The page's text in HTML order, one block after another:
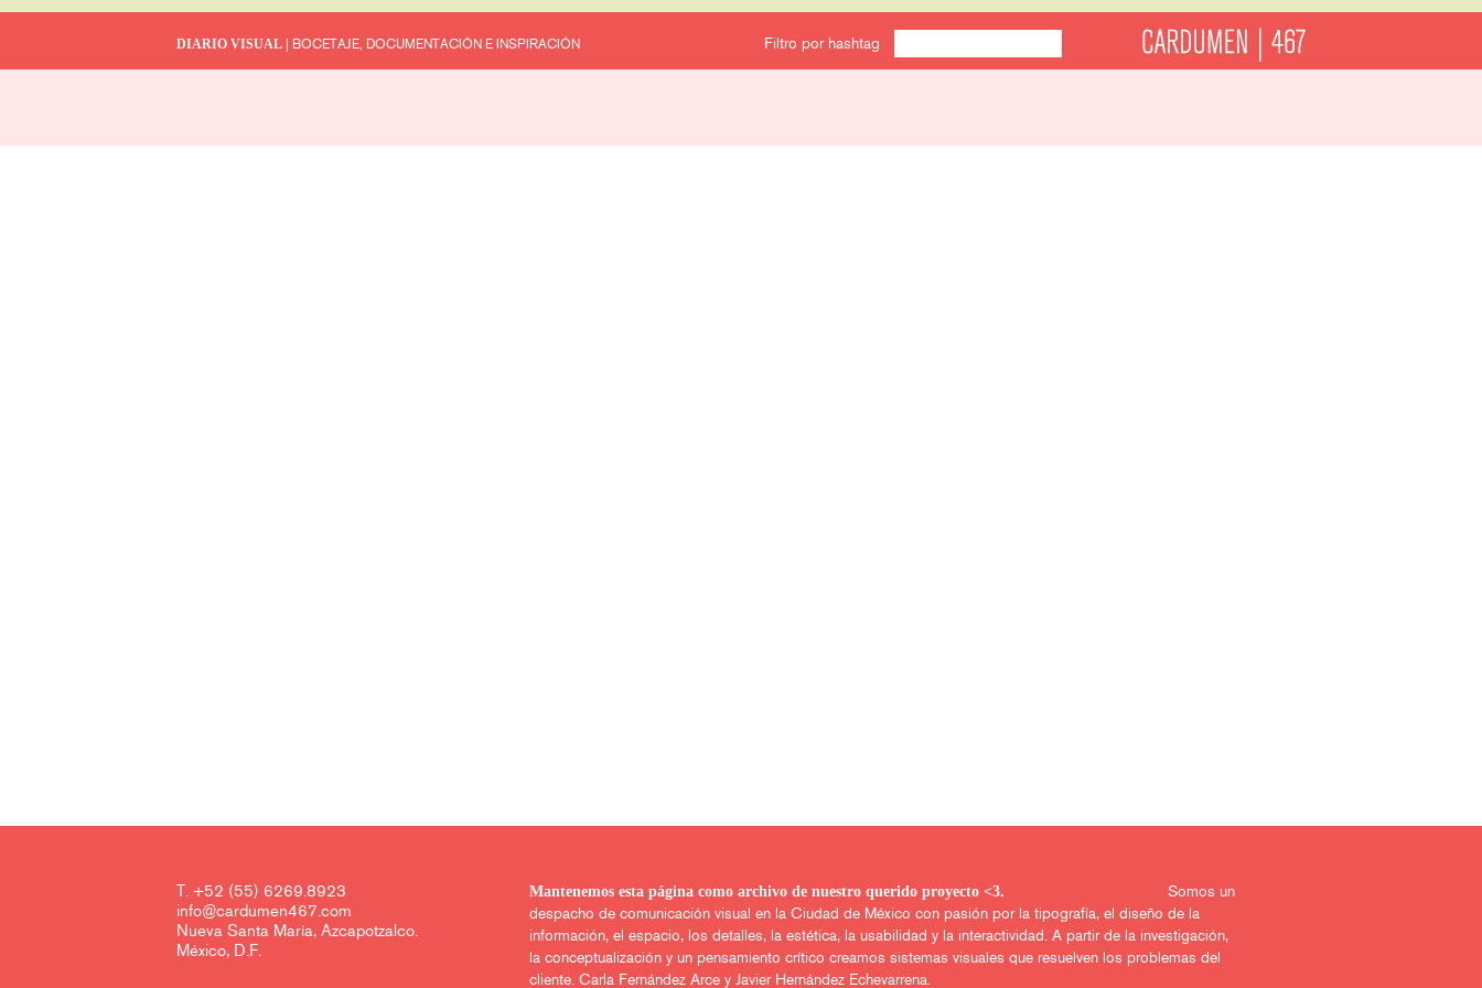
DIARIO VISUAL | BOCETAJE, DOCUMENTACIÓN E INSPIRACIÓN Filtro por hashtag
T. +52 (55) 6269.8923
info@cardumen467.com
Nueva Santa María, Azcapotzalco.
México, D.F.
Mantenemos esta página como archivo de nuestro querido proyecto <3.
Somos un
despacho de comunicación visual en la Ciudad de México con pasión por la tipografía, el diseño de la
información, el espacio, los detalles, la estética, la usabilidad y la interactividad. A partir de la investigación,
la conceptualización y un pensamiento crítico creamos sistemas visuales que resuelven los problemas del
cliente. Carla Fernández Arce y Javier Hernández Echevarrena.